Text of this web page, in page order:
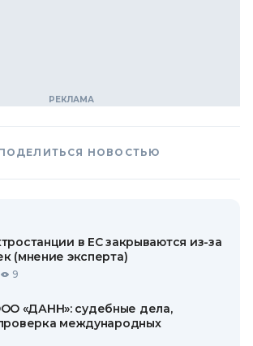
НОВОСТЬЮ
в ЕС закрываются из-за
(мнение эксперта)
9
«ДАНН»: судебные дела,
международных